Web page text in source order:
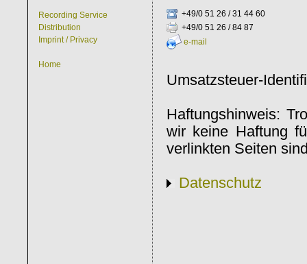
Recording Service
Distribution
Imprint / Privacy
Home
+49/0 51 26 / 31 44 60
+49/0 51 26 / 84 87
e-mail
Umsatzsteuer-
Haftungshinweis:
wir keine Haftung
verlinkten Seiten
Datenschutz